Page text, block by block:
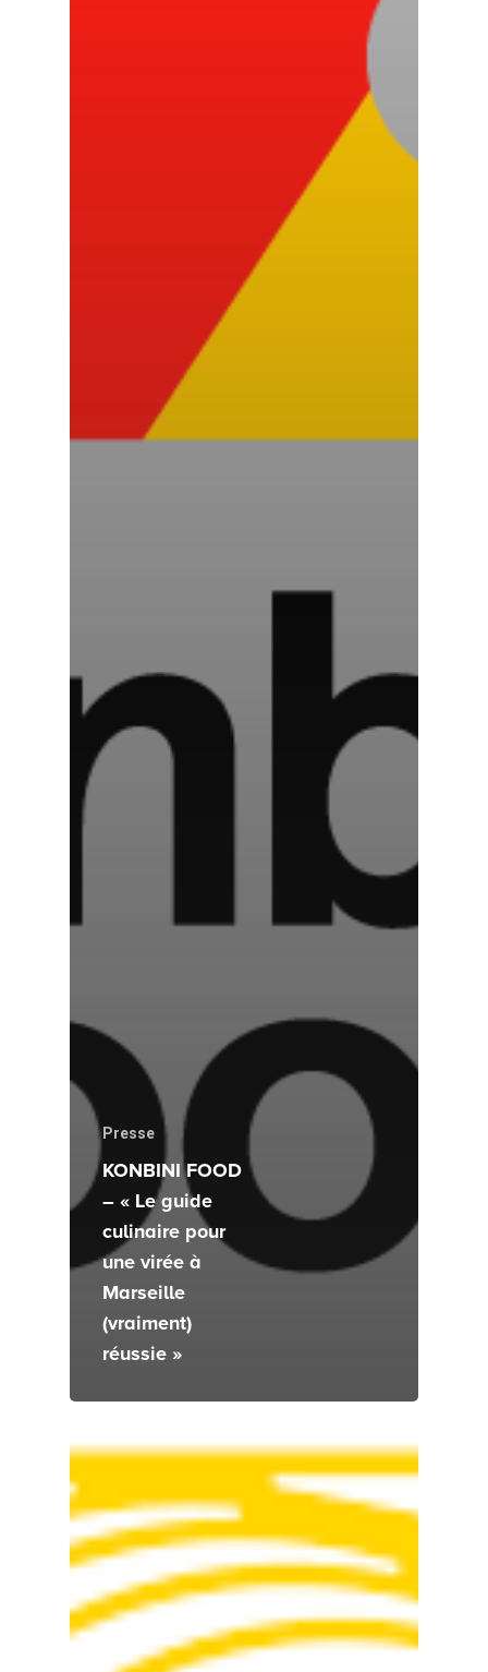
Presse
KONBINI FOOD
– « Le guide
culinaire pour
une virée à
Marseille
(vraiment)
réussie »